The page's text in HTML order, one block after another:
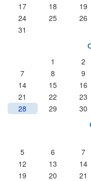
17
18 19
24
25 26
31
1
2
7
8 9
14
15 16
21
22 23
28
29
30
5
6 7
12
13 14
19
20 21